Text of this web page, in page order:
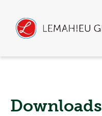
Downloads